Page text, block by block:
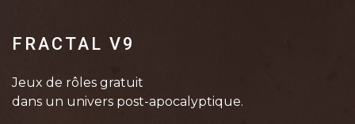
FRACTAL V9
Jeux de rôles gratuit
dans un univers post-apocalyptique.